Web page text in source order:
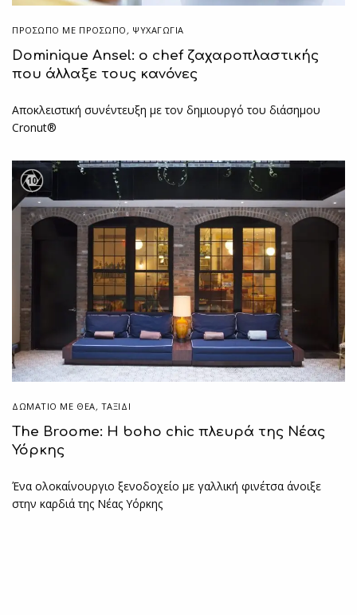
ΠΡΌΣΩΠΟ ΜΕ ΠΡΌΣΩΠΟ , ΨΥΧΑΓΩΓΙΑ
Dominique Ansel: ο chef ζαχαροπλαστικής
που άλλαξε τους κανόνες
Aποκλειστική συνέντευξη με τον δημιουργό του διάσημου
Cronut®
10
ΔΩΜΆΤΙΟ ΜΕ ΘΈΑ, ΤΑΞΙΔΙ
The Broome: Η boho chic πλευρά της Νέας
Υόρκης
Ένα ολοκαίνουργιο ξενοδοχείο με γαλλική φινέτσα άνοιξε
στην καρδιά της Νέας Υόρκης